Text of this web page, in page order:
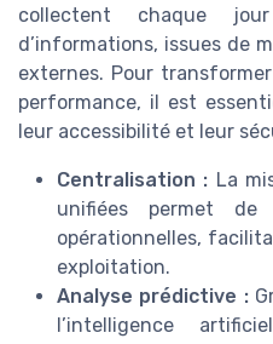
collectent chaque
d’informations, issues de
externes. Pour
performance, il est
leur accessibilité et leur
Centralisation : La
unifiées permet de
opérationnelles,
exploitation.
Analyse prédictive :
l’intelligence